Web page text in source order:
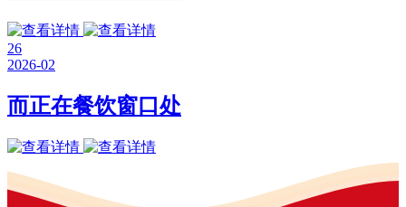
26
2026-02
而正在餐饮窗口处